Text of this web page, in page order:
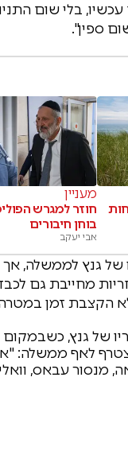
בלי שום
ספין".
מעניין
חוזר למגרש
בוחן חיבורים
אבי יעקב
של גנץ לממשלה,
מחייבת גם
של גנץ, כשבמקום
להצטרף לאף
עבאס,